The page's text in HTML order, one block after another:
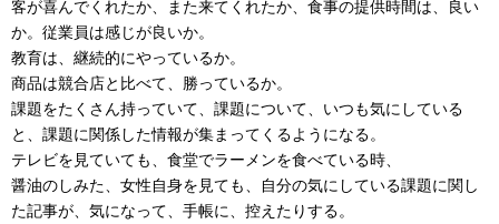
客が喜んでくれたか、また来てくれたか、食事の提供時間は、良い
か。従業員は感じが良いか。
教育は、継続的にやっているか。
商品は競合店と比べて、勝っているか。
課題をたくさん持っていて、課題について、いつも気にしている
と、課題に関係した情報が集まってくるようになる。
テレビを見ていても、食堂でラーメンを食べている時、
醤油のしみた、女性自身を見ても、自分の気にしている課題に関し
た記事が、気になって、手帳に、控えたりする。